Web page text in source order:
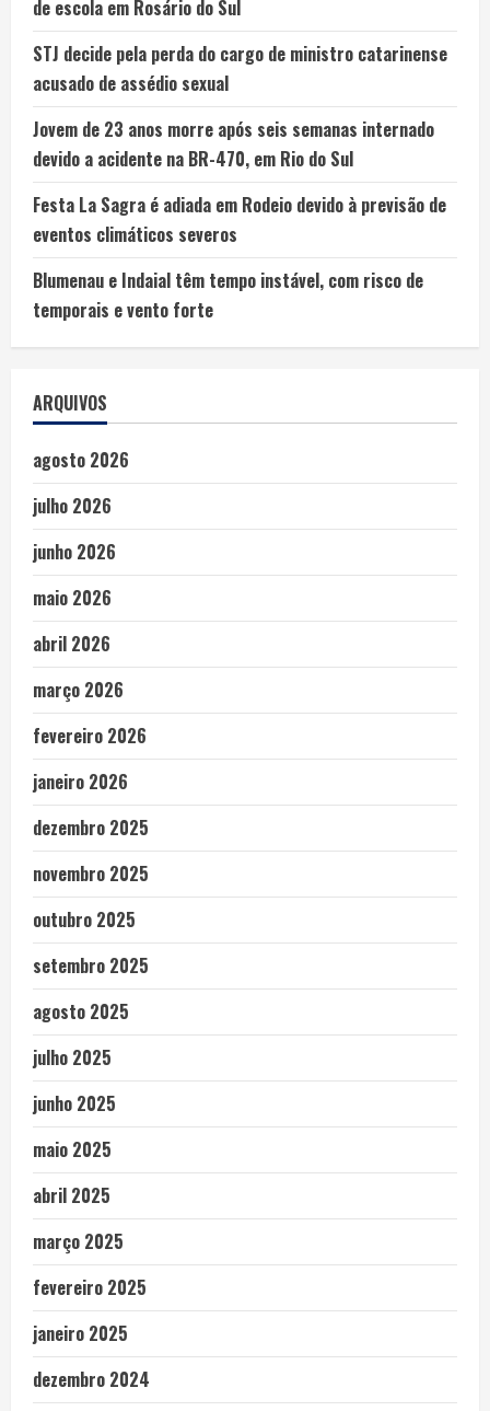
de escola em Rosário do Sul
STJ decide pela perda do cargo de ministro catarinense
acusado de assédio sexual
Jovem de 23 anos morre após seis semanas internado
devido a acidente na BR-470, em Rio do Sul
Festa La Sagra é adiada em Rodeio devido à previsão de
eventos climáticos severos
Blumenau e Indaial têm tempo instável, com risco de
temporais e vento forte
ARQUIVOS
agosto 2026
julho 2026
junho 2026
maio 2026
abril 2026
março 2026
fevereiro 2026
janeiro 2026
dezembro 2025
novembro 2025
outubro 2025
setembro 2025
agosto 2025
julho 2025
junho 2025
maio 2025
abril 2025
março 2025
fevereiro 2025
janeiro 2025
dezembro 2024